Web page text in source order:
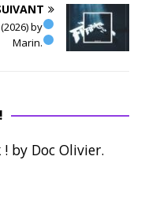
by
Marin.
! by Doc Olivier.